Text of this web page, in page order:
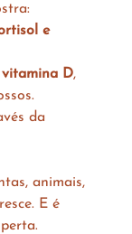
e
vitamina D,
da
animais,
E é